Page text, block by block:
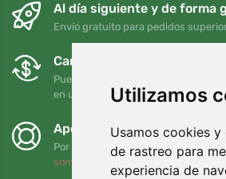
Utilizamos
Usamos cookies
de rastreo para
experiencia de
Al día siguiente y de forma
Envío gratuito para pedidos
Cambios y devoluciones
Puede devolver o cambiar su
en un plazo de 90 días
Apoyamos a Trees.org
Por cada pedido plantamos un
somos